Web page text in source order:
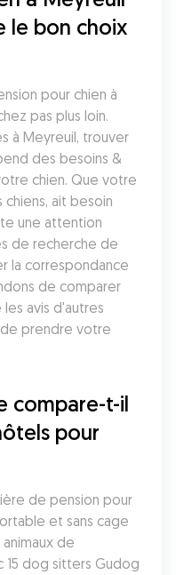
le bon choix
pour chien à
pas plus loin.
à Meyreuil, trouver
des besoins &
chien. Que votre
chiens, ait besoin
une attention
de recherche de
la correspondance
de comparer
avis d'autres
prendre votre
compare-t-il
pour
de pension pour
et sans cage
de
15 dog sitters Gudog